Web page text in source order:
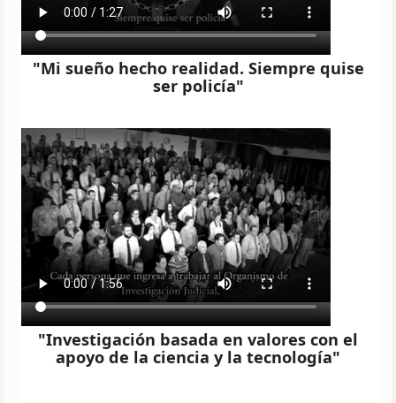
"Mi sueño hecho realidad. Siempre quise
ser policía"
"Investigación basada en valores con el
apoyo de la ciencia y la tecnología"